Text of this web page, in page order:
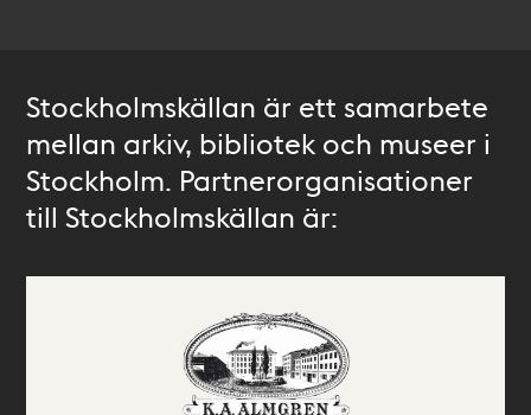
Stockholmskällan är ett samarbete
mellan arkiv, bibliotek och museer i
Stockholm. Partnerorganisationer
till Stockholmskällan är: